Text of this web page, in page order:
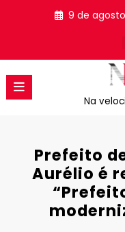
9 de
Na
Prefeito
Aurélio é